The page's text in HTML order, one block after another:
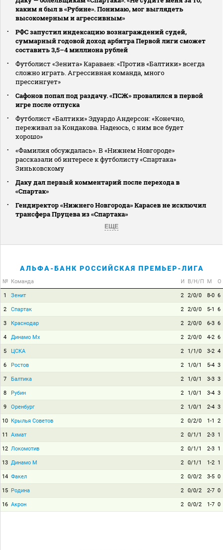
каким я был в «Рубине». Понимаю, мог выглядеть
высокомерным и агрессивным»
РФС запустил индексацию вознаграждений судей,
суммарный годовой доход арбитра Первой лиги сможет
составить 3,5–4 миллиона рублей
Футболист «Зенита» Караваев: «Против «Балтики» всегда
сложно играть. Агрессивная команда, много
прессингует»
Сафонов попал под раздачу. «ПСЖ» провалился в первой
игре после отпуска
Футболист «Балтики» Эдуардо Андерсон: «Конечно,
переживал за Кондакова. Надеюсь, с ним все будет
хорошо»
«Фамилия обсуждалась». В «Нижнем Новгороде»
рассказали об интересе к футболисту «Спартака»
Зиньковскому
Даку дал первый комментарий после перехода в
«Спартак»
Гендиректор «Нижнего Новгорода» Карасев не исключил
трансфера Пруцева из «Спартака»
ЕЩЕ
АЛЬФА-БАНК РОССИЙСКАЯ ПРЕМЬЕР-ЛИГА
№ Команда И В/Н/П М О
1 Зенит 2 2/0/0 8-0 6
2 Спартак 2 2/0/0 5-1 6
3 Краснодар 2 2/0/0 6-3 6
4 Динамо Мх 2 2/0/0 4-2 6
5 ЦСКА 2 1/1/0 3-2 4
6 Ростов 2 1/0/1 5-4 3
7 Балтика 2 1/0/1 3-3 3
8 Рубин 2 1/0/1 3-4 3
9 Оренбург 2 1/0/1 2-4 3
10 Крылья Советов 2 0/2/0 1-1 2
11 Ахмат 2 0/1/1 2-3 1
12 Локомотив 2 0/1/1 2-3 1
13 Динамо М 2 0/1/1 1-2 1
14 Факел 2 0/0/2 3-5 0
15 Родина 2 0/0/2 2-7 0
16 Акрон 2 0/0/2 1-7 0